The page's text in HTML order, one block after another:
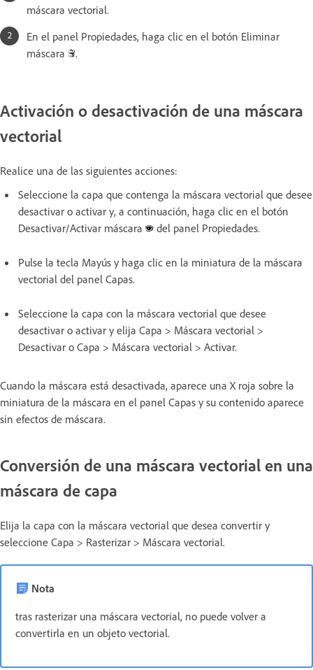
máscara vectorial.
En el panel Propiedades, haga clic en el botón Eliminar
máscara
.
Activación o desactivación de una máscara
vectorial
Realice una de las siguientes acciones:
Seleccione la capa que contenga la máscara vectorial que desee
desactivar o activar y, a continuación, haga clic en el botón
Desactivar/Activar máscara
del panel Propiedades.
Pulse la tecla Mayús y haga clic en la miniatura de la máscara
vectorial del panel Capas.
Seleccione la capa con la máscara vectorial que desee
desactivar o activar y elija Capa > Máscara vectorial >
Desactivar o Capa > Máscara vectorial > Activar.
Cuando la máscara está desactivada, aparece una X roja sobre la
miniatura de la máscara en el panel Capas y su contenido aparece
sin efectos de máscara.
Conversión de una máscara vectorial en una
máscara de capa
Elija la capa con la máscara vectorial que desea convertir y
seleccione Capa > Rasterizar > Máscara vectorial.
Nota
tras rasterizar una máscara vectorial, no puede volver a
convertirla en un objeto vectorial.